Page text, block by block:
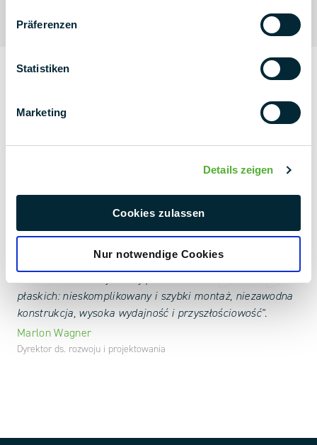
Präferenzen
Statistiken
Marketing
Details zeigen
Cookies zulassen
Nur notwendige Cookies
"PMT X118 definiuje nowy punkt odniesienia dla dachów
płaskich: nieskomplikowany i szybki montaż, niezawodna
konstrukcja, wysoka wydajność i przyszłościowość".
Marlon Wagner
Dyrektor ds. rozwoju i projektowania